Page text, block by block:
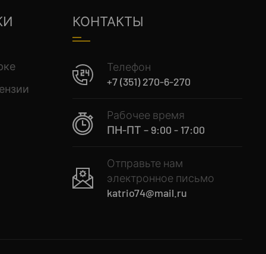
КОНТАКТЫ
Телефон
+7 (351) 270-6-270
Рабочее время
ПН-ПТ – 9:00 - 17:00
Отправьте нам
электронное письмо
katrio74@mail.ru